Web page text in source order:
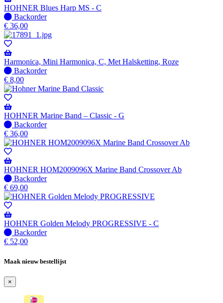
verzonden
wanneer
beschikbaar
HOHNER Blues Harp MS - C
Niet
op
voorraad
-
Wordt
verzonden
wanneer
beschikbaar
Backorder
€ 36,00
Harmonica, Mini Harmonica, C, Met Halsketting, Roze
Niet
op
voorraad
-
Wordt
verzonden
wanneer
beschikbaar
Backorder
€ 8,00
HOHNER Marine Band – Classic - G
Niet
op
voorraad
-
Wordt
verzonden
wanneer
beschikbaar
Backorder
€ 36,00
HOHNER HOM2009096X Marine Band Crossover Ab
Niet
op
voorraad
-
Wordt
verzonden
wanneer
beschikbaar
Backorder
€ 69,00
HOHNER Golden Melody PROGRESSIVE - C
Niet
op
-
verzonden
wanneer
beschikbaar
Backorder
€ 52,00
Maak nieuw bestellijst
×